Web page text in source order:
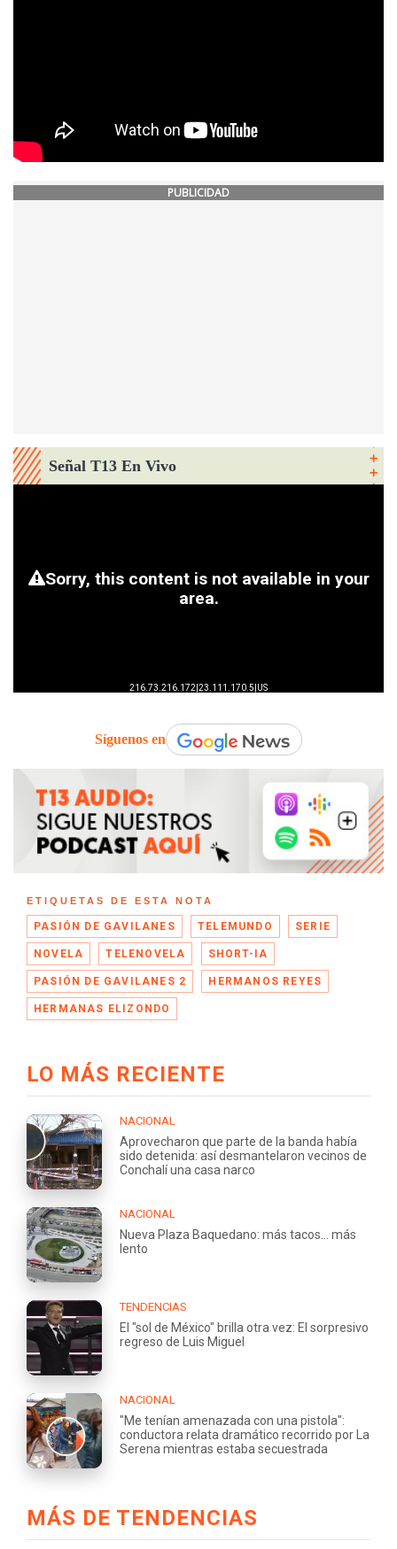
PUBLICIDAD
Señal T13 En Vivo
Síguenos en
ETIQUETAS DE ESTA NOTA
PASIÓN DE GAVILANES TELEMUNDO SERIE
NOVELA TELENOVELA SHORT-IA
PASIÓN DE GAVILANES 2 HERMANOS REYES
HERMANAS ELIZONDO
LO MÁS RECIENTE
NACIONAL
Aprovecharon que parte de la banda había
sido detenida: así desmantelaron vecinos de
Conchalí una casa narco
NACIONAL
Nueva Plaza Baquedano: más tacos... más
lento
TENDENCIAS
El "sol de México" brilla otra vez: El sorpresivo
regreso de Luis Miguel
NACIONAL
"Me tenían amenazada con una pistola":
conductora relata dramático recorrido por La
Serena mientras estaba secuestrada
MÁS DE TENDENCIAS